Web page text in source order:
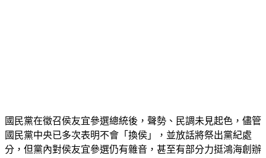
國民黨在徵召侯友宜參選總統後，聲勢、民調未見起色，儘管
國民黨中央已多次表明不會「換侯」，並放話將祭出黨紀處
分，但黨內對侯友宜參選仍有雜音，甚至有部分力挺鴻海創辦